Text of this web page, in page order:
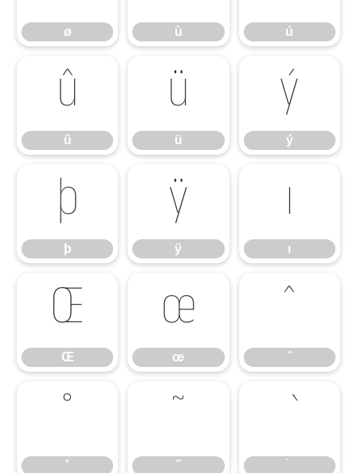
ø ù ú
û
û ü
ü ý
ý
þ
þ ÿ
ÿ ıı
Œ
Œ œ
œ ˆ
ˆ
˚
˚ ˜
˜